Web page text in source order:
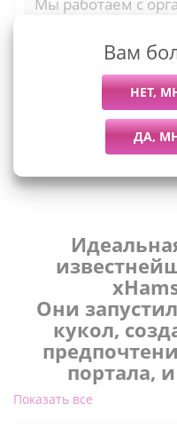
Они
кукол,
портала,
кукол для
Показать все
Вам